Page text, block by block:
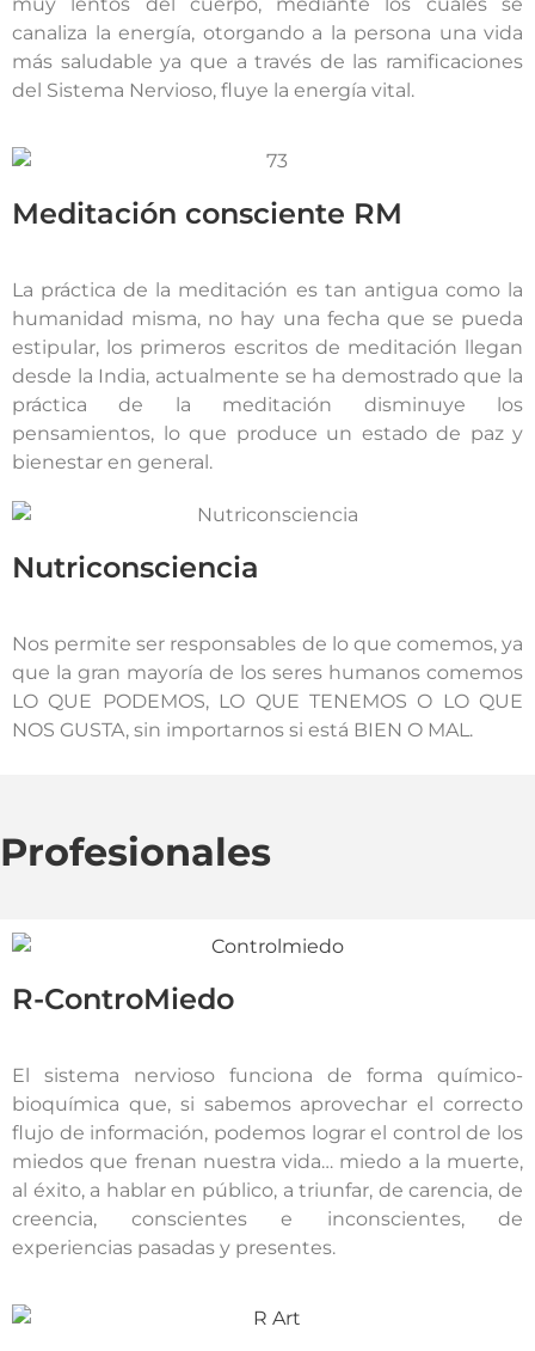
canaliza la energía, otorgando a la persona una vida
más saludable ya que a través de las ramificaciones
del Sistema Nervioso, fluye la energía vital.
Meditación consciente RM
La práctica de la meditación es tan antigua como la
humanidad misma, no hay una fecha que se pueda
estipular, los primeros escritos de meditación llegan
desde la India, actualmente se ha demostrado que la
práctica de la meditación disminuye los
pensamientos, lo que produce un estado de paz y
bienestar en general.
Nutriconsciencia
Nos permite ser responsables de lo que comemos, ya
que la gran mayoría de los seres humanos comemos
LO QUE PODEMOS, LO QUE TENEMOS O LO QUE
NOS GUSTA, sin importarnos si está BIEN O MAL.
Profesionales
R-ControMiedo
El sistema nervioso funciona de forma químico-
bioquímica que, si sabemos aprovechar el correcto
flujo de información, podemos lograr el control de los
miedos que frenan nuestra vida… miedo a la muerte,
al éxito, a hablar en público, a triunfar, de carencia, de
creencia, conscientes e inconscientes, de
experiencias pasadas y presentes.